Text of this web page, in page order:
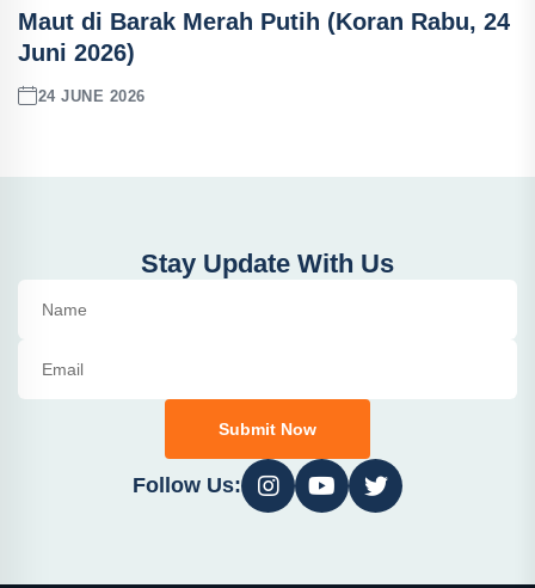
Maut di Barak Merah Putih (Koran Rabu, 24
Juni 2026)
24 JUNE 2026
Stay Update With Us
Submit Now
Follow Us: